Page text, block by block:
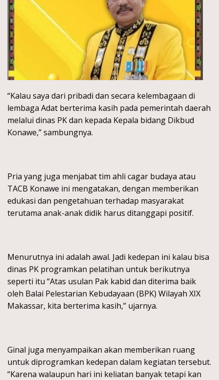
“Kalau saya dari pribadi dan secara kelembagaan di
lembaga Adat berterima kasih pada pemerintah daerah
melalui dinas PK dan kepada Kepala bidang Dikbud
Konawe,” sambungnya.
Pria yang juga menjabat tim ahli cagar budaya atau
TACB Konawe ini mengatakan, dengan memberikan
edukasi dan pengetahuan terhadap masyarakat
terutama anak-anak didik harus ditanggapi positif.
Menurutnya ini adalah awal. Jadi kedepan ini kalau bisa
dinas PK programkan pelatihan untuk berikutnya
seperti itu “Atas usulan Pak kabid dan diterima baik
oleh Balai Pelestarian Kebudayaan (BPK) Wilayah XIX
Makassar, kita berterima kasih,” ujarnya.
Ginal juga menyampaikan akan memberikan ruang
untuk diprogramkan kedepan dalam kegiatan tersebut.
“Karena walaupun hari ini keliatan banyak tetapi kan